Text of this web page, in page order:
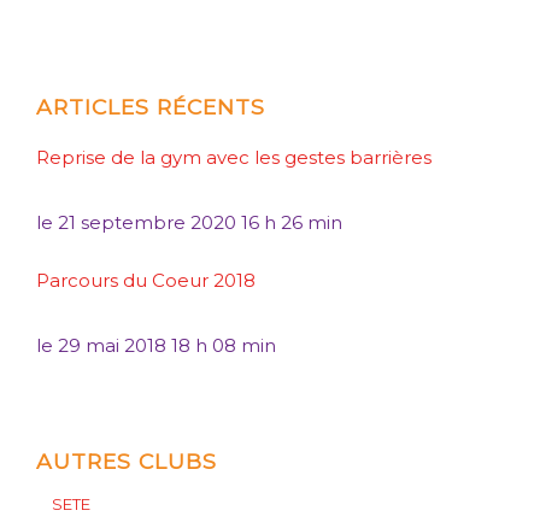
ARTICLES RÉCENTS
Reprise de la gym avec les gestes barrières
le 21 septembre 2020 16 h 26 min
Parcours du Coeur 2018
le 29 mai 2018 18 h 08 min
AUTRES CLUBS
SETE